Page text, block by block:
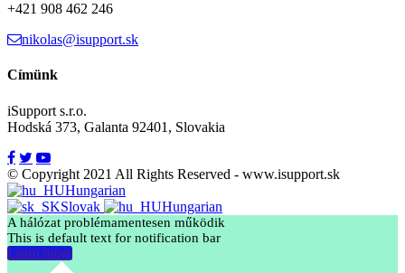
+421 908 462 246
nikolas@isupport.sk
Címünk
iSupport s.r.o.
Hodská 373, Galanta 92401, Slovakia
© Copyright 2021 All Rights Reserved - www.isupport.sk
Hungarian
Slovak
Hungarian
A hálózat problémamentesen működik
This is default text for notification bar
Learn more